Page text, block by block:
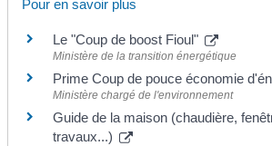
Pour en savoir plus
Le "Coup de boost Fioul"
Ministère de la transition énergétique
Prime Coup de pouce économie
Ministère chargé de l'environnement
Guide de la maison (chaudière,
travaux...)